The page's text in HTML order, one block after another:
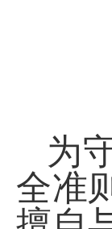
为
全准